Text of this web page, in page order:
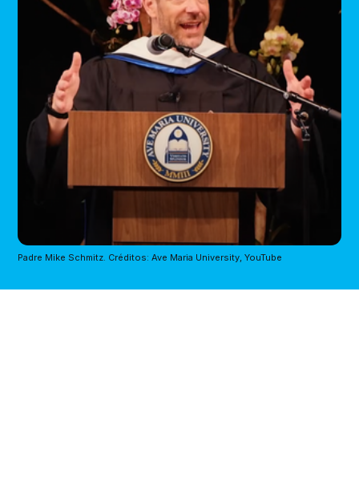
Padre Mike Schmitz. Créditos: Ave Maria University, YouTube